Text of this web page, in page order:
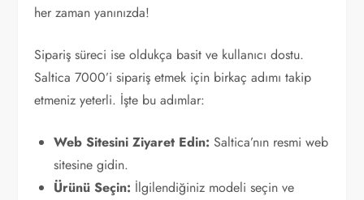
her zaman yanınızda!
Sipariş süreci ise oldukça basit ve kullanıcı dostu.
Saltica 7000’i sipariş etmek için birkaç adımı takip
etmeniz yeterli. İşte bu adımlar:
Web Sitesini Ziyaret Edin: Saltica’nın resmi web
sitesine gidin.
Ürünü Seçin: İlgilendiğiniz modeli seçin ve